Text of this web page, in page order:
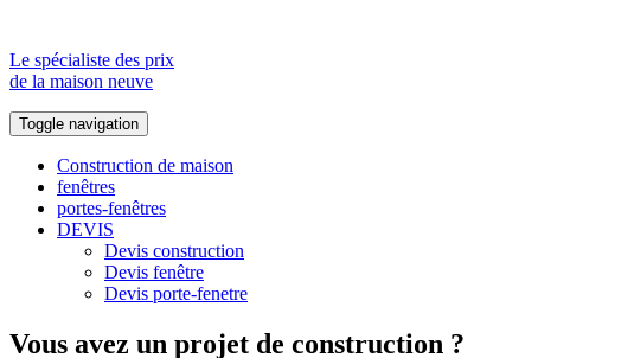
Le spécialiste des prix
de la maison neuve
Toggle navigation
Construction de maison
fenêtres
portes-fenêtres
DEVIS
Devis construction
Devis fenêtre
Devis porte-fenetre
Vous avez un projet de construction ?